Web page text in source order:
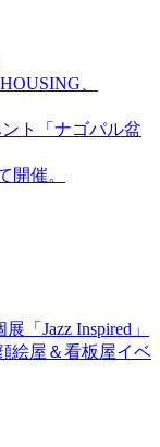
、
ト「ナゴパル盆
開催。
「Jazz Inspired」
絵屋＆看板屋イベ